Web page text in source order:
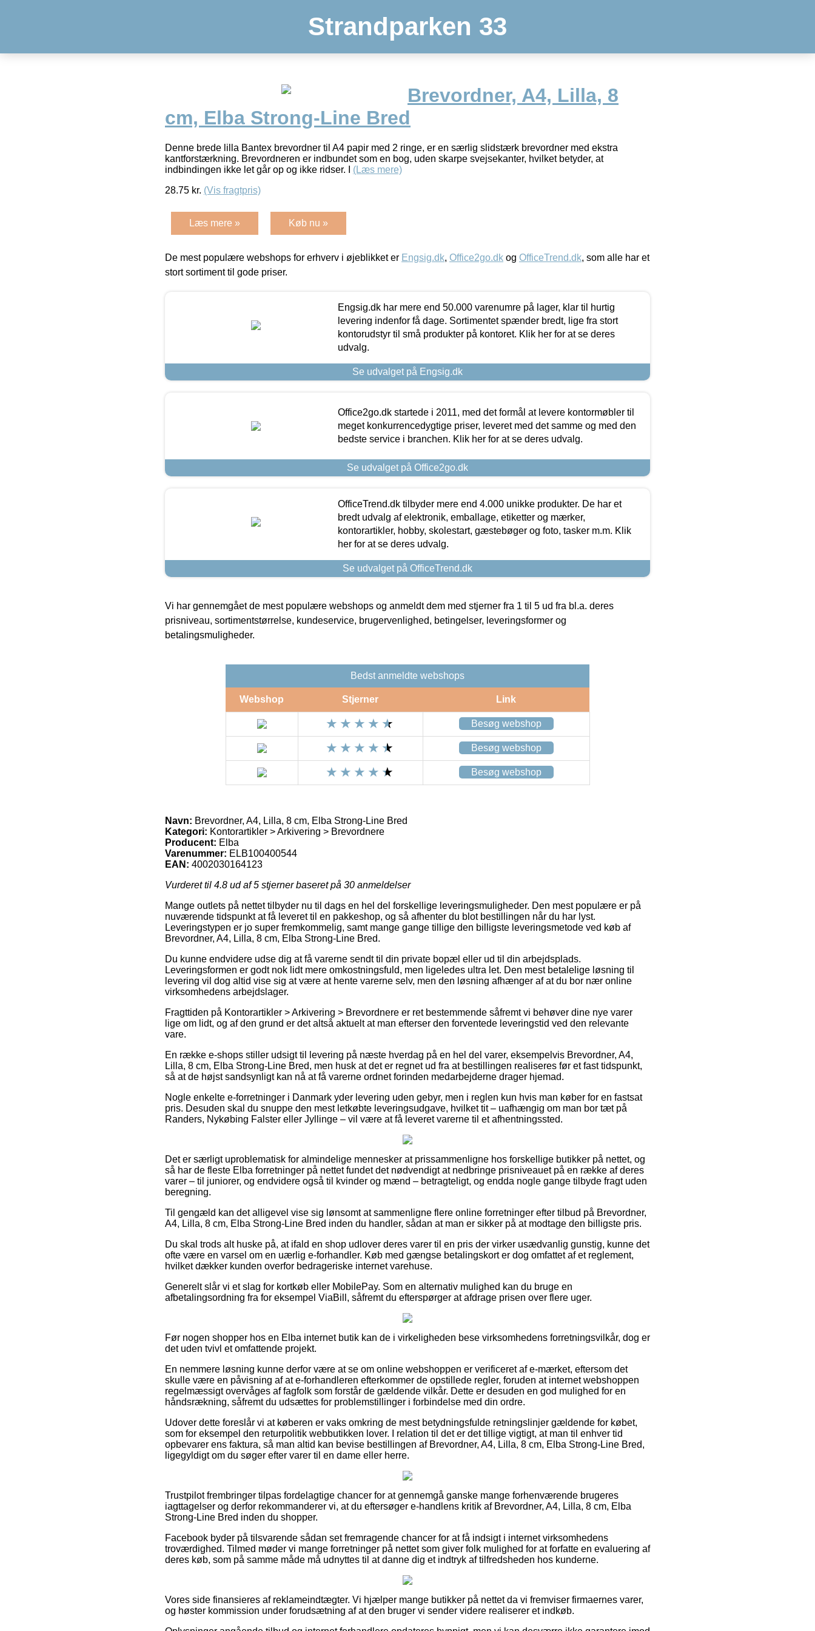
Strandparken 33
Brevordner, A4, Lilla, 8
cm, Elba Strong-Line Bred
Denne brede lilla Bantex brevordner til A4 papir med 2 ringe, er en særlig slidstærk brevordner med ekstra
kantforstærkning. Brevordneren er indbundet som en bog, uden skarpe svejsekanter, hvilket betyder, at
indbindingen ikke let går op og ikke ridser. I (Læs mere)
28.75 kr. (Vis fragtpris)
Læs mere » Køb nu »
De mest populære webshops for erhverv i øjeblikket er Engsig.dk, Office2go.dk og OfficeTrend.dk, som alle har et
stort sortiment til gode priser.
Engsig.dk har mere end 50.000 varenumre på lager, klar til hurtig
levering indenfor få dage. Sortimentet spænder bredt, lige fra stort
kontorudstyr til små produkter på kontoret. Klik her for at se deres
udvalg.
Se udvalget på Engsig.dk
Office2go.dk startede i 2011, med det formål at levere kontormøbler til
meget konkurrencedygtige priser, leveret med det samme og med den
bedste service i branchen. Klik her for at se deres udvalg.
Se udvalget på Office2go.dk
OfficeTrend.dk tilbyder mere end 4.000 unikke produkter. De har et
bredt udvalg af elektronik, emballage, etiketter og mærker,
kontorartikler, hobby, skolestart, gæstebøger og foto, tasker m.m. Klik
her for at se deres udvalg.
Se udvalget på OfficeTrend.dk
Vi har gennemgået de mest populære webshops og anmeldt dem med stjerner fra 1 til 5 ud fra bl.a. deres
prisniveau, sortimentstørrelse, kundeservice, brugervenlighed, betingelser, leveringsformer og
betalingsmuligheder.
Bedst anmeldte webshops
Webshop Stjerner Link
Besøg webshop
Besøg webshop
Besøg webshop
Navn: Brevordner, A4, Lilla, 8 cm, Elba Strong-Line Bred
Kategori: Kontorartikler > Arkivering > Brevordnere
Producent: Elba
Varenummer: ELB100400544
EAN: 4002030164123
Vurderet til 4.8 ud af 5 stjerner baseret på 30 anmeldelser
Mange outlets på nettet tilbyder nu til dags en hel del forskellige leveringsmuligheder. Den mest populære er på
nuværende tidspunkt at få leveret til en pakkeshop, og så afhenter du blot bestillingen når du har lyst.
Leveringstypen er jo super fremkommelig, samt mange gange tillige den billigste leveringsmetode ved køb af
Brevordner, A4, Lilla, 8 cm, Elba Strong-Line Bred.
Du kunne endvidere udse dig at få varerne sendt til din private bopæl eller ud til din arbejdsplads.
Leveringsformen er godt nok lidt mere omkostningsfuld, men ligeledes ultra let. Den mest betalelige løsning til
levering vil dog altid vise sig at være at hente varerne selv, men den løsning afhænger af at du bor nær online
virksomhedens arbejdslager.
Fragttiden på Kontorartikler > Arkivering > Brevordnere er ret bestemmende såfremt vi behøver dine nye varer
lige om lidt, og af den grund er det altså aktuelt at man efterser den forventede leveringstid ved den relevante
vare.
En række e-shops stiller udsigt til levering på næste hverdag på en hel del varer, eksempelvis Brevordner, A4,
Lilla, 8 cm, Elba Strong-Line Bred, men husk at det er regnet ud fra at bestillingen realiseres før et fast tidspunkt,
så at de højst sandsynligt kan nå at få varerne ordnet forinden medarbejderne drager hjemad.
Nogle enkelte e-forretninger i Danmark yder levering uden gebyr, men i reglen kun hvis man køber for en fastsat
pris. Desuden skal du snuppe den mest letkøbte leveringsudgave, hvilket tit – uafhængig om man bor tæt på
Randers, Nykøbing Falster eller Jyllinge – vil være at få leveret varerne til et afhentningssted.
Det er særligt uproblematisk for almindelige mennesker at prissammenligne hos forskellige butikker på nettet, og
så har de fleste Elba forretninger på nettet fundet det nødvendigt at nedbringe prisniveauet på en række af deres
varer – til juniorer, og endvidere også til kvinder og mænd – betragteligt, og endda nogle gange tilbyde fragt uden
beregning.
Til gengæld kan det alligevel vise sig lønsomt at sammenligne flere online forretninger efter tilbud på Brevordner,
A4, Lilla, 8 cm, Elba Strong-Line Bred inden du handler, sådan at man er sikker på at modtage den billigste pris.
Du skal trods alt huske på, at ifald en shop udlover deres varer til en pris der virker usædvanlig gunstig, kunne det
ofte være en varsel om en uærlig e-forhandler. Køb med gængse betalingskort er dog omfattet af et reglement,
hvilket dækker kunden overfor bedrageriske internet varehuse.
Generelt slår vi et slag for kortkøb eller MobilePay. Som en alternativ mulighed kan du bruge en
afbetalingsordning fra for eksempel ViaBill, såfremt du efterspørger at afdrage prisen over flere uger.
Før nogen shopper hos en Elba internet butik kan de i virkeligheden bese virksomhedens forretningsvilkår, dog er
det uden tvivl et omfattende projekt.
En nemmere løsning kunne derfor være at se om online webshoppen er verificeret af e-mærket, eftersom det
skulle være en påvisning af at e-forhandleren efterkommer de opstillede regler, foruden at internet webshoppen
regelmæssigt overvåges af fagfolk som forstår de gældende vilkår. Dette er desuden en god mulighed for en
håndsrækning, såfremt du udsættes for problemstillinger i forbindelse med din ordre.
Udover dette foreslår vi at køberen er vaks omkring de mest betydningsfulde retningslinjer gældende for købet,
som for eksempel den returpolitik webbutikken lover. I relation til det er det tillige vigtigt, at man til enhver tid
opbevarer ens faktura, så man altid kan bevise bestillingen af Brevordner, A4, Lilla, 8 cm, Elba Strong-Line Bred,
ligegyldigt om du søger efter varer til en dame eller herre.
Trustpilot frembringer tilpas fordelagtige chancer for at gennemgå ganske mange forhenværende brugeres
iagttagelser og derfor rekommanderer vi, at du eftersøger e-handlens kritik af Brevordner, A4, Lilla, 8 cm, Elba
Strong-Line Bred inden du shopper.
Facebook byder på tilsvarende sådan set fremragende chancer for at få indsigt i internet virksomhedens
troværdighed. Tilmed møder vi mange forretninger på nettet som giver folk mulighed for at forfatte en evaluering af
deres køb, som på samme måde må udnyttes til at danne dig et indtryk af tilfredsheden hos kunderne.
Vores side finansieres af reklameindtægter. Vi hjælper mange butikker på nettet da vi fremviser firmaernes varer,
og høster kommission under forudsætning af at den bruger vi sender videre realiserer et indkøb.